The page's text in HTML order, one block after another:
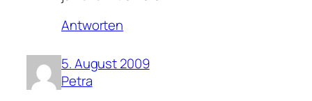
Antworten
5. August 2009
Petra